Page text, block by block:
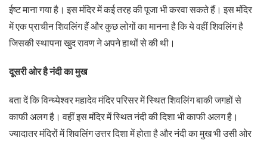
ईष्ट माना गया है। इस मंदिर में कई तरह की पूजा भी करवा सकते हैं। इस मंदिर
में एक प्राचीन शिवलिंग हैं और कुछ लोगों का मानना है कि ये वहीं शिवलिंग है
जिसकी स्थापना खुद रावण ने अपने हाथों से की थी।
दूसरी ओर है नंदी का मुख
बता दें कि विन्ध्येश्वर महादेव मंदिर परिसर में स्थित शिवलिंग बाकी जगहों से
काफी अलग है। वहीं इस मंदिर में स्थित नंदी की दिशा भी काफी अलग है।
ज्यादातर मंदिरों में शिवलिंग उत्तर दिशा में होता है और नंदी का मुख भी उसी ओर